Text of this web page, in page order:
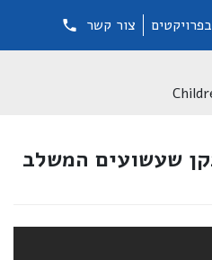
צור קשר
שעשועים המשלב